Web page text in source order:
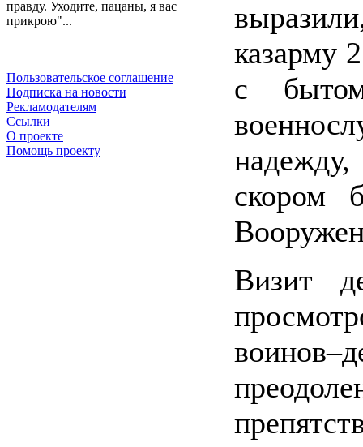
правду. Уходите, пацаны, я вас
прикрою"...
Пользовательское соглашение
Подписка на новости
Рекламодателям
Ссылки
О проекте
Помощь проекту
казарму
с
скором
Визит